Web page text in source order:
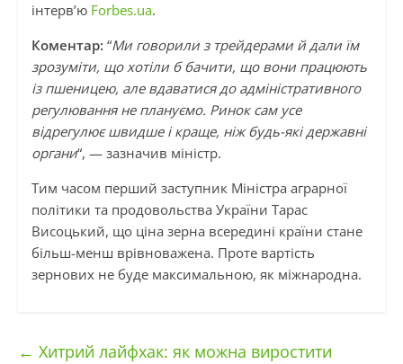
інтерв’ю Forbes.ua.
Коментар: “Ми говорили з трейдерами й дали їм
зрозуміти, що хотіли б бачити, що вони працюють
із пшеницею, але вдаватися до адміністративного
регулювання не плануємо. Ринок сам усе
відрегулює швидше і краще, ніж будь-які державні
органи“, — зазначив міністр.
Тим часом перший заступник Міністра аграрної
політики та продовольства України Тарас
Висоцький, що ціна зерна всередині країни стане
більш-менш врівноважена. Проте вартість
зернових не буде максимальною, як міжнародна.
← Хитрий лайфхак: як можна виростити